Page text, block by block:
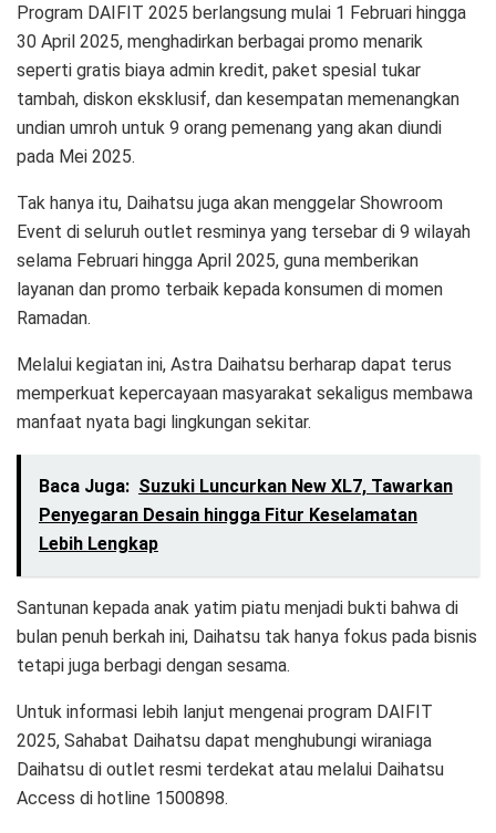
Program DAIFIT 2025 berlangsung mulai 1 Februari hingga
30 April 2025, menghadirkan berbagai promo menarik
seperti gratis biaya admin kredit, paket spesial tukar
tambah, diskon eksklusif, dan kesempatan memenangkan
undian umroh untuk 9 orang pemenang yang akan diundi
pada Mei 2025.
Tak hanya itu, Daihatsu juga akan menggelar Showroom
Event di seluruh outlet resminya yang tersebar di 9 wilayah
selama Februari hingga April 2025, guna memberikan
layanan dan promo terbaik kepada konsumen di momen
Ramadan.
Melalui kegiatan ini, Astra Daihatsu berharap dapat terus
memperkuat kepercayaan masyarakat sekaligus membawa
manfaat nyata bagi lingkungan sekitar.
Baca Juga: Suzuki Luncurkan New XL7, Tawarkan
Penyegaran Desain hingga Fitur Keselamatan
Lebih Lengkap
Santunan kepada anak yatim piatu menjadi bukti bahwa di
bulan penuh berkah ini, Daihatsu tak hanya fokus pada bisnis
tetapi juga berbagi dengan sesama.
Untuk informasi lebih lanjut mengenai program DAIFIT
2025, Sahabat Daihatsu dapat menghubungi wiraniaga
Daihatsu di outlet resmi terdekat atau melalui Daihatsu
Access di hotline 1500898.